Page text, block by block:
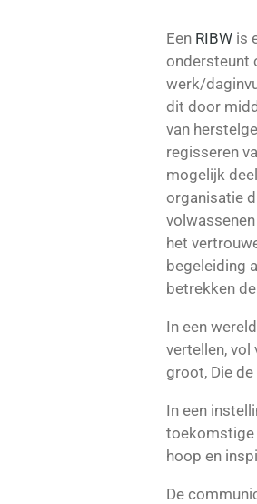
Een RIBW is
ondersteunt
werk/
dit door
van
regisseren
mogelijk
organisatie
het
begeleiding
betrekken
In een
vertellen, vol
groot, Die
In een
toekomstige
hoop en
De